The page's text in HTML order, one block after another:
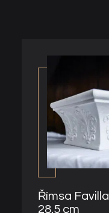
Římsa
28,5 cm